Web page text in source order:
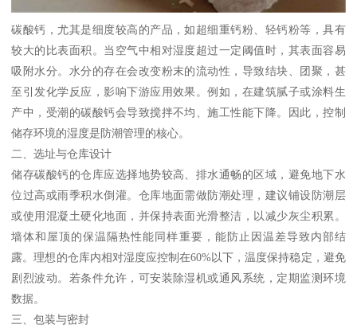
碳酸钙，尤其是细度较高的产品，如超细重钙粉、轻钙粉等，具有
较大的比表面积。当空气中相对湿度超过一定阈值时，其表面容易
吸附水分。水分的存在会改变粉末的流动性，导致结块、团聚，甚
至引发化学反应，影响下游应用效果。例如，在建筑腻子或涂料生
产中，受潮的碳酸钙会导致搅拌不均、施工性能下降。因此，控制
储存环境的湿度是防潮管理的核心。
二、选址与仓库设计
储存碳酸钙的仓库应选择地势较高、排水通畅的区域，避免地下水
位过高或雨季积水倒灌。仓库地面需做防潮处理，建议铺设防潮层
或使用混凝土硬化地面，并保持表面光滑整洁，以减少灰尘积累。
墙体和屋顶的保温隔热性能同样重要，能防止因温差导致内部结
露。理想的仓库内相对湿度应控制在60%以下，温度保持稳定，避免
剧烈波动。若条件允许，可安装除湿机或通风系统，定期监测环境
数据。
三、包装与密封